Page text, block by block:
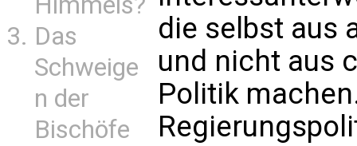
Das
Schweige
n der
Bischöfe
die selbst aus
und nicht aus
Politik